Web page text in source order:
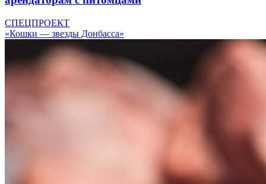
СПЕЦПРОЕКТ
«Кошки — звезды Донбасса»